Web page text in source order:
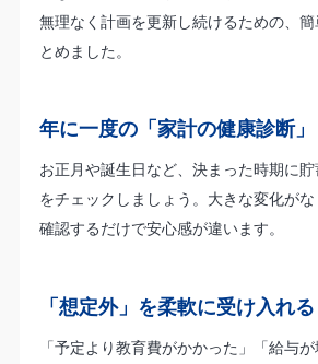
無理なく計画を更新し続けるための、
とめました。
年に一度の「家計の健康診断」
お正月や誕生日など、決まった時期に
をチェックしましょう。大きな変化が
確認するだけで安心感が違います。
「想定外」を柔軟に受け入れる
「予定より教育費がかかった」「給与